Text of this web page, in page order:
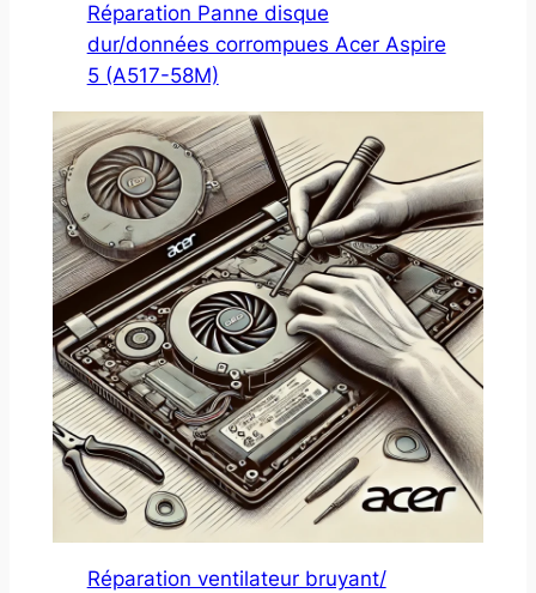
Réparation Panne disque
dur/données corrompues Acer Aspire
5 (A517-58M)
Réparation ventilateur bruyant/